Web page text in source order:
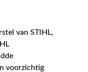
van STIHL,
voorzichtig